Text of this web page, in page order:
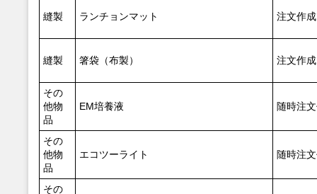
縫製 ランチョンマット 注文作成
縫製 箸袋（布製） 注文作成
その
他物
品
EM培養液 随時注
その
他物
品
エコツーライト 随時注
その